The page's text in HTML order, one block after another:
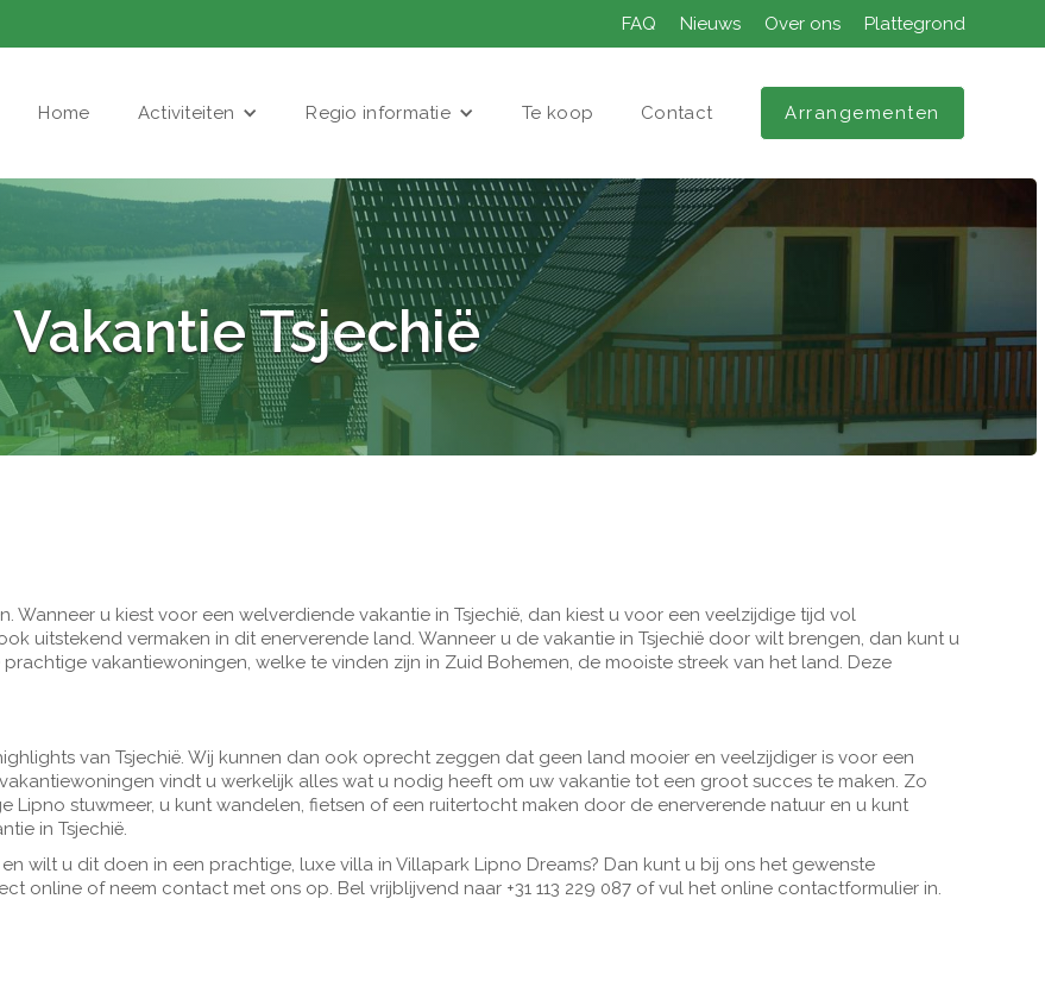
FAQ Nieuws Over ons Plattegrond
Home Activiteiten Regio informatie Te koop Contact Arrangementen
Vakantie Tsjechië
Wanneer u kiest voor een welverdiende vakantie in Tsjechië, dan kiest u voor een veelzijdige tijd vol
uitstekend vermaken in dit enerverende land. Wanneer u de vakantie in Tsjechië door wilt brengen, dan kunt u
vakantiewoningen, welke te vinden zijn in Zuid Bohemen, de mooiste streek van het land. Deze
van Tsjechië. Wij kunnen dan ook oprecht zeggen dat geen land mooier en veelzijdiger is voor een
vindt u werkelijk alles wat u nodig heeft om uw vakantie tot een groot succes te maken. Zo
Lipno stuwmeer, u kunt wandelen, fietsen of een ruitertocht maken door de enerverende natuur en u kunt
in Tsjechië.
wilt u dit doen in een prachtige, luxe villa in Villapark Lipno Dreams? Dan kunt u bij ons het gewenste
online of neem contact met ons op. Bel vrijblijvend naar +31 113 229 087 of vul het online contactformulier in.